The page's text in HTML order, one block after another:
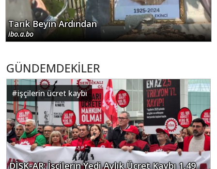
Tarık Beyin Ardından
ibo.a.bo
GÜNDEMDEKİLER
#işçilerin ücret kaybı
DİSK-AR: İşçilerin Yedi Aylık Ücret Kaybı 1,49